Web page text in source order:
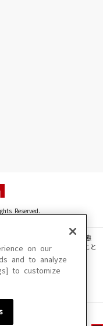
Reserved.
・動画・音声等を、手段や形態
転載、ファイル化などすること
い場合があります。
合があります。
on our
and to analyze
to customize